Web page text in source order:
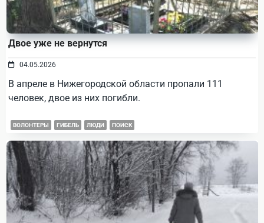
Двое уже не вернутся
04.05.2026
В апреле в Нижегородской области пропали 111
человек, двое из них погибли.
ВОЛОНТЕРЫ ГИБЕЛЬ ЛЮДИ ПОИСК